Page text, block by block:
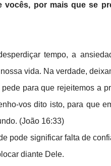
vocês, por mais que se
tempo, a
vida. Na verdade,
para que rejeitemos a
vos dito isto, para que
(João 16:33)
pode significar falta de
diante Dele.